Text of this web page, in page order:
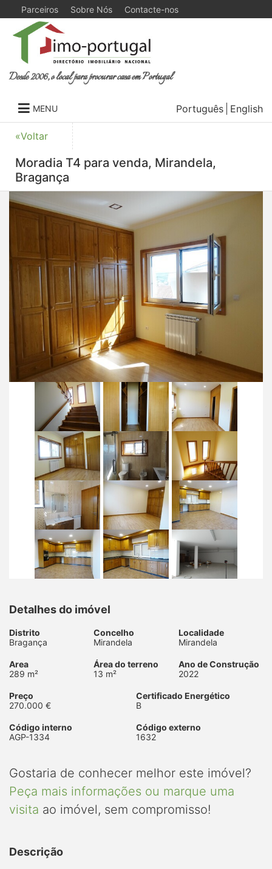
Parceiros Sobre Nós Contacte-nos
Desde 2006, o local para procurar casa em Portugal
MENU Português English
«Voltar
Moradia T4 para venda, Mirandela,
Bragança
Detalhes do imóvel
Distrito
Bragança
Concelho
Mirandela
Localidade
Mirandela
Area
289 m²
Área do terreno
13 m²
Ano de Construção
2022
Preço
270.000 €
Certificado Energético
B
Código interno
AGP-1334
Código externo
1632
Gostaria de conhecer melhor este imóvel?
Peça mais informações ou marque uma
visita ao imóvel, sem compromisso!
Descrição